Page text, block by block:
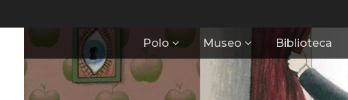
Polo Museo Biblioteca